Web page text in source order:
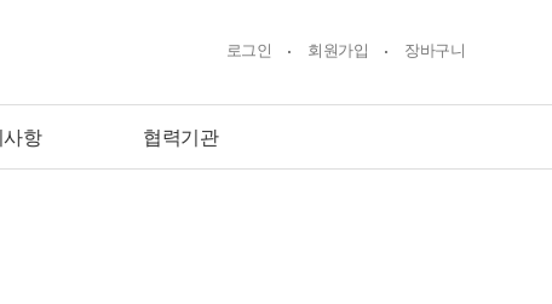
로그인 회원가입 장바구니
사항 협력기관